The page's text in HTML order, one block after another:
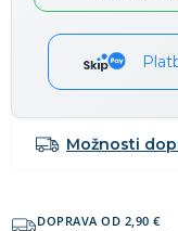
Možnosti
DOPRAVA OD 2,90 €